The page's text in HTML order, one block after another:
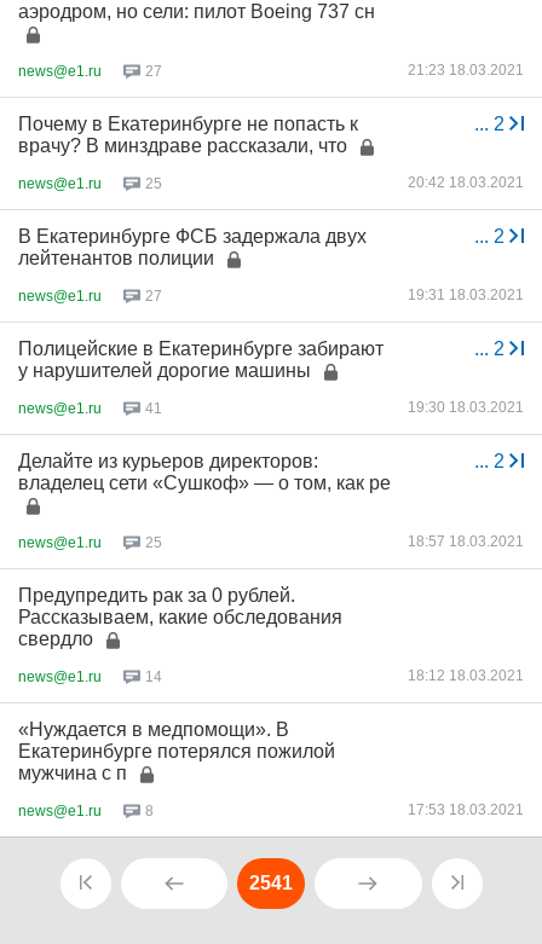
аэродром, но сели: пилот Boeing 737 сн
news@e1.ru 27 21:23 18.03.2021
... 2
Почему в Екатеринбурге не попасть к
врачу? В минздраве рассказали, что
news@e1.ru 25 20:42 18.03.2021
... 2
В Екатеринбурге ФСБ задержала двух
лейтенантов полиции
news@e1.ru 27 19:31 18.03.2021
... 2
Полицейские в Екатеринбурге забирают
у нарушителей дорогие машины
news@e1.ru 41 19:30 18.03.2021
... 2
Делайте из курьеров директоров:
владелец сети «Сушкоф» — о том, как ре
news@e1.ru 25 18:57 18.03.2021
Предупредить рак за 0 рублей.
Рассказываем, какие обследования
свердло
news@e1.ru 14 18:12 18.03.2021
«Нуждается в медпомощи». В
Екатеринбурге потерялся пожилой
мужчина с п
news@e1.ru 8 17:53 18.03.2021
2541